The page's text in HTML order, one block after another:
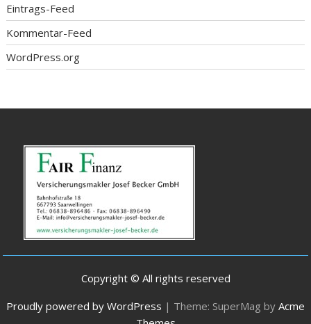
Eintrags-Feed
Kommentar-Feed
WordPress.org
Copyright © All rights reserved
Proudly powered by WordPress | Theme: SuperMag by Acme